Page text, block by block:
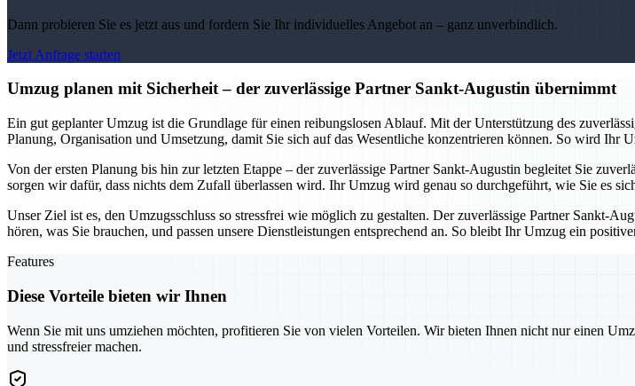
Dann probieren Sie es jetzt aus und fordern Sie Ihr individuelles Angebot an – ganz unverbindlich.
Jetzt Anfrage starten
Umzug planen mit Sicherheit – der zuverlässige Partner Sankt-Augustin übernimmt
Ein gut geplanter Umzug ist die Grundlage für einen reibungslosen Ablauf. Mit der Unterstützung des
Planung, Organisation und Umsetzung, damit Sie sich auf das Wesentliche konzentrieren können. So wird Ihr
Von der ersten Planung bis hin zur letzten Etappe – der zuverlässige Partner Sankt-Augustin begleitet Sie
sorgen wir dafür, dass nichts dem Zufall überlassen wird. Ihr Umzug wird genau so durchgeführt, wie Sie es
Unser Ziel ist es, den Umzugsschluss so stressfrei wie möglich zu gestalten. Der zuverlässige Partner Sankt-
hören, was Sie brauchen, und passen unsere Dienstleistungen entsprechend an. So bleibt Ihr Umzug ein
Features
Diese Vorteile bieten wir Ihnen
Wenn Sie mit uns umziehen möchten, profitieren Sie von vielen Vorteilen. Wir bieten Ihnen nicht nur einen
und stressfreier machen.